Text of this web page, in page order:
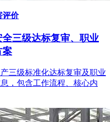
评价
三级达标复审、职业
案
三级标准化达标复审及职业
，包含工作流程、核心内